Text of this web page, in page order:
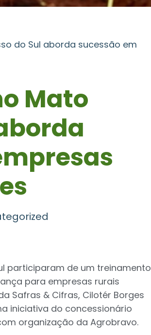
do Sul aborda sucessão em
Mato
participaram de um treinamento
para empresas rurais
Safras & Cifras, Cilotér Borges
iniciativa do concessionário
organização da Agrobravo.